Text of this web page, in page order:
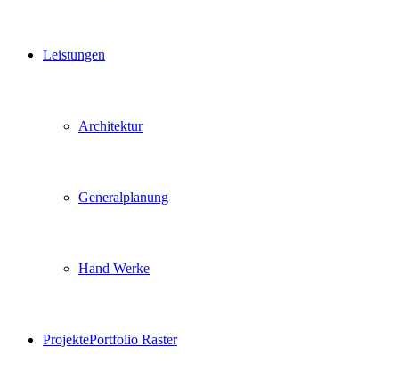
Leistungen
Architektur
Generalplanung
Hand Werke
ProjektePortfolio Raster